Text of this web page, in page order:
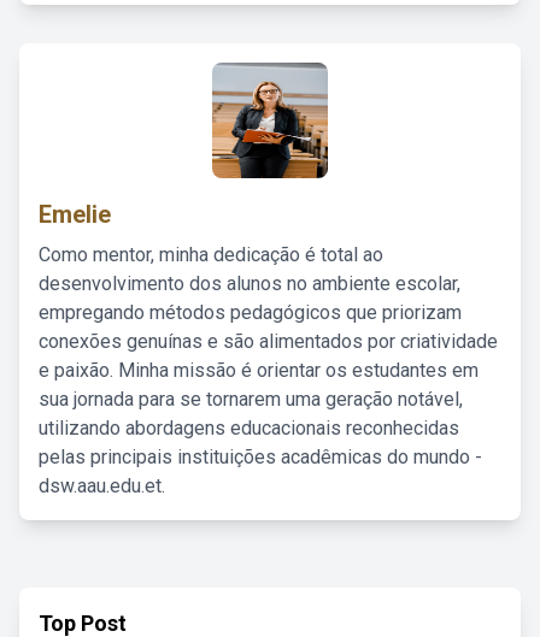
Emelie
Como mentor, minha dedicação é total ao
desenvolvimento dos alunos no ambiente escolar,
empregando métodos pedagógicos que priorizam
conexões genuínas e são alimentados por criatividade
e paixão. Minha missão é orientar os estudantes em
sua jornada para se tornarem uma geração notável,
utilizando abordagens educacionais reconhecidas
pelas principais instituições acadêmicas do mundo -
dsw.aau.edu.et.
Top Post